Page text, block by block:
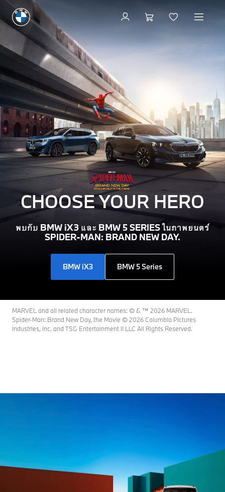
CHOOSE YOUR HERO
พบกับ BMW iX3 และ BMW 5 SERIES ในภาพยนตร์
SPIDER-MAN: BRAND NEW DAY.
BMW iX3 BMW 5 Series
MARVEL and all related character names: © & ™ 2026 MARVEL.
Spider-Man: Brand New Day, the Movie © 2026 Columbia Pictures
Industries, Inc. and TSG Entertainment II LLC All Rights Reserved.